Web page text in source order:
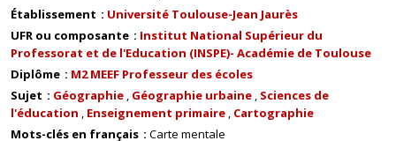
Établissement
Université Toulouse-Jean Jaurès
UFR ou composante
Institut National Supérieur du
Professorat et de l'Education (INSPE)- Académie de Toulouse
Diplôme
M2 MEEF Professeur des écoles
Sujet
Géographie Géographie urbaine Sciences de
l'éducation
Enseignement primaire Cartographie
Mots-clés en français
Carte mentale